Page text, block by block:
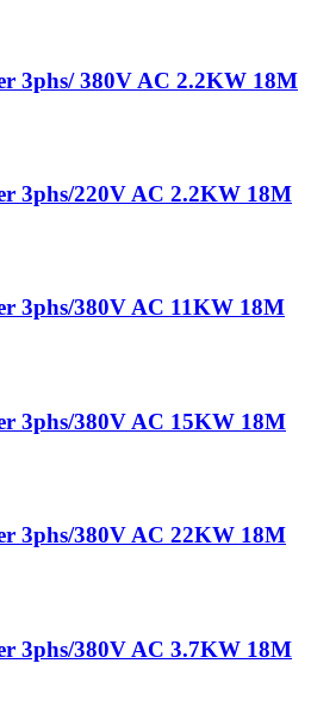
3phs/ 380V AC 2.2KW 18M
3phs/220V AC 2.2KW 18M
3phs/380V AC 11KW 18M
3phs/380V AC 15KW 18M
3phs/380V AC 22KW 18M
3phs/380V AC 3.7KW 18M